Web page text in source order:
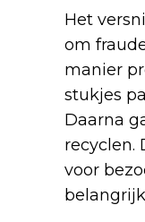
Het
om
manier
stukjes
Daarna
recyclen.
voor